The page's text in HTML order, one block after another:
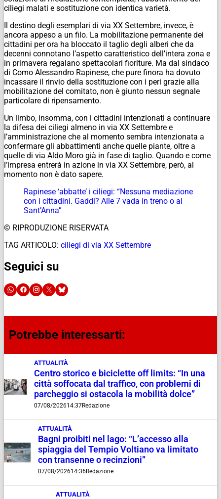
ciliegi malati e sostituzione con identica varietà.
Il destino degli esemplari di via XX Settembre, invece, è
ancora appeso a un filo. La mobilitazione permanente dei
cittadini per ora ha bloccato il taglio degli alberi che da
decenni connotano l’aspetto caratteristico dell’intera zona e
in primavera regalano spettacolari fioriture. Ma dal sindaco
di Como Alessandro Rapinese, che pure finora ha dovuto
incassare il rinvio della sostituzione con i peri grazie alla
mobilitazione del comitato, non è giunto nessun segnale
particolare di ripensamento.
Un limbo, insomma, con i cittadini intenzionati a continuare
la difesa dei ciliegi almeno in via XX Settembre e
l’amministrazione che al momento sembra intenzionata a
confermare gli abbattimenti anche quelle piante, oltre a
quelle di via Aldo Moro già in fase di taglio. Quando e come
l’impresa entrerà in azione in via XX Settembre, però, al
momento non è dato sapere.
Rapinese ‘abbatte’ i ciliegi: “Nessuna mediazione
con i cittadini. Gaddi? Alle 7 vada in treno o al
Sant’Anna”
© RIPRODUZIONE RISERVATA
TAG ARTICOLO: ciliegi di via XX Settembre
Seguici su
Potrebbe interessarti:
ATTUALITÀ
Centro storico e biciclette off limits: “In una
città soffocata dal traffico, con problemi di
parcheggio si ostacola la mobilità dolce”
07/08/202614:37Redazione
ATTUALITÀ
Bagni proibiti nel lago: “L’accesso alla
spiaggia del Tempio Voltiano va limitato
con transenne o recinzioni”
07/08/202614:36Redazione
ATTUALITÀ